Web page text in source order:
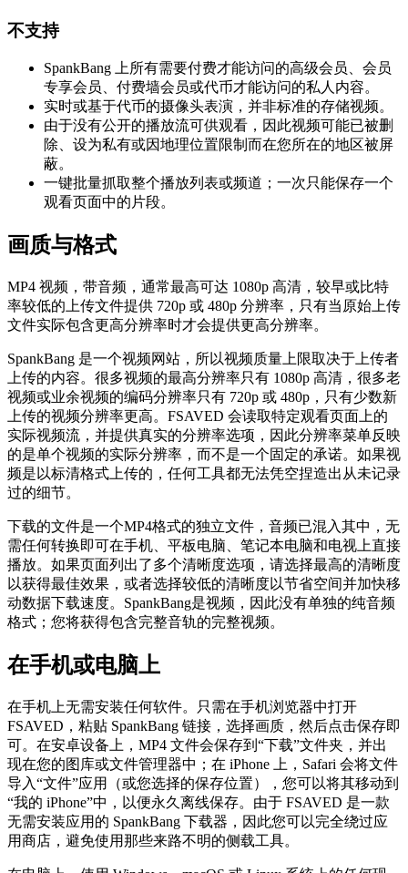
不支持
SpankBang 上所有需要付费才能访问的高级会员、会员
专享会员、付费墙会员或代币才能访问的私人内容。
实时或基于代币的摄像头表演，并非标准的存储视频。
由于没有公开的播放流可供观看，因此视频可能已被删
除、设为私有或因地理位置限制而在您所在的地区被屏
蔽。
一键批量抓取整个播放列表或频道；一次只能保存一个
观看页面中的片段。
画质与格式
MP4 视频，带音频，通常最高可达 1080p 高清，较早或比特
率较低的上传文件提供 720p 或 480p 分辨率，只有当原始上传
文件实际包含更高分辨率时才会提供更高分辨率。
SpankBang 是一个视频网站，所以视频质量上限取决于上传者
上传的内容。很多视频的最高分辨率只有 1080p 高清，很多老
视频或业余视频的编码分辨率只有 720p 或 480p，只有少数新
上传的视频分辨率更高。FSAVED 会读取特定观看页面上的
实际视频流，并提供真实的分辨率选项，因此分辨率菜单反映
的是单个视频的实际分辨率，而不是一个固定的承诺。如果视
频是以标清格式上传的，任何工具都无法凭空捏造出从未记录
过的细节。
下载的文件是一个MP4格式的独立文件，音频已混入其中，无
需任何转换即可在手机、平板电脑、笔记本电脑和电视上直接
播放。如果页面列出了多个清晰度选项，请选择最高的清晰度
以获得最佳效果，或者选择较低的清晰度以节省空间并加快移
动数据下载速度。SpankBang是视频，因此没有单独的纯音频
格式；您将获得包含完整音轨的完整视频。
在手机或电脑上
在手机上无需安装任何软件。只需在手机浏览器中打开
FSAVED，粘贴 SpankBang 链接，选择画质，然后点击保存即
可。在安卓设备上，MP4 文件会保存到“下载”文件夹，并出
现在您的图库或文件管理器中；在 iPhone 上，Safari 会将文件
导入“文件”应用（或您选择的保存位置），您可以将其移动到
“我的 iPhone”中，以便永久离线保存。由于 FSAVED 是一款
无需安装应用的 SpankBang 下载器，因此您可以完全绕过应
用商店，避免使用那些来路不明的侧载工具。